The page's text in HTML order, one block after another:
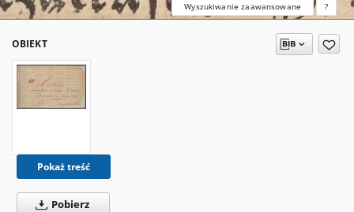
Wyszukiwanie zaawansowane ?
OBIEKT
Pokaż treść
Pobierz